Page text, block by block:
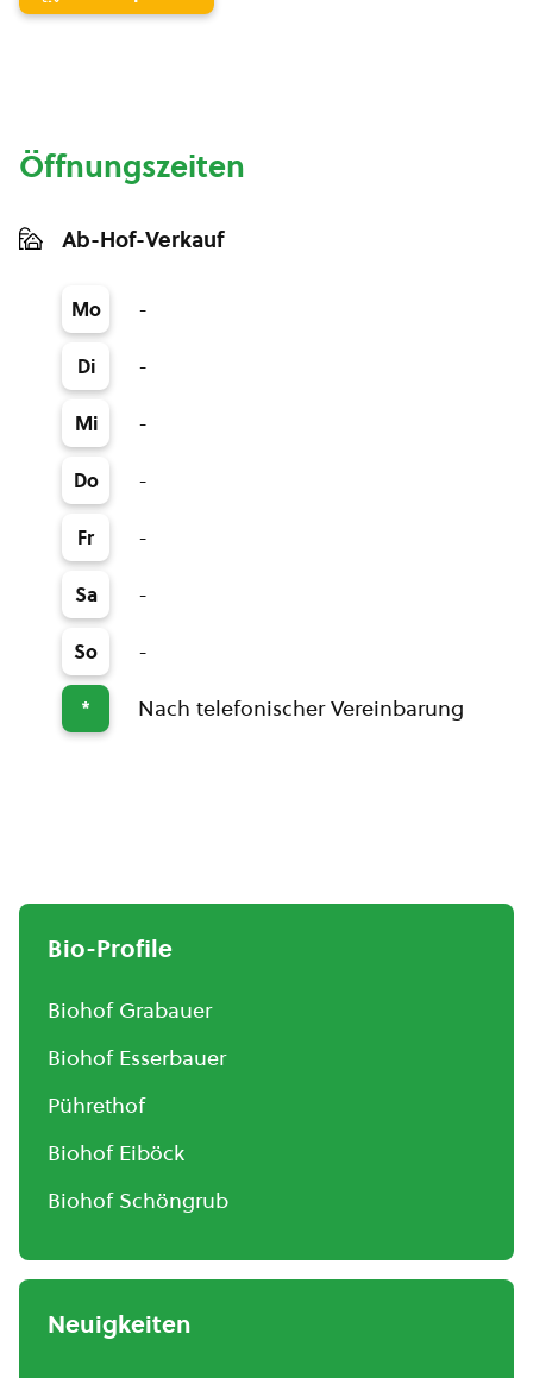
Öffnungszeiten
Ab-Hof-Verkauf
Mo -
Di -
Mi -
Do -
Fr -
Sa -
So -
* Nach telefonischer Vereinbarung
Bio-Profile
Biohof Grabauer
Biohof Esserbauer
Pührethof
Biohof Eiböck
Biohof Schöngrub
Neuigkeiten